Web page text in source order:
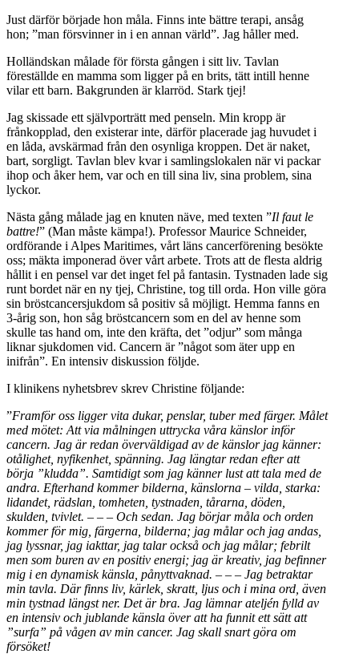
Just därför började hon måla. Finns inte bättre terapi, ansåg
hon; ”man försvinner in i en annan värld”. Jag håller med.
Holländskan målade för första gången i sitt liv. Tavlan
föreställde en mamma som ligger på en brits, tätt intill henne
vilar ett barn. Bakgrunden är klarröd. Stark tjej!
Jag skissade ett självporträtt med penseln. Min kropp är
frånkopplad, den existerar inte, därför placerade jag huvudet i
en låda, avskärmad från den osynliga kroppen. Det är naket,
bart, sorgligt. Tavlan blev kvar i samlingslokalen när vi packar
ihop och åker hem, var och en till sina liv, sina problem, sina
lyckor.
Nästa gång målade jag en knuten näve, med texten ”Il faut le
battre!” (Man måste kämpa!). Professor Maurice Schneider,
ordförande i Alpes Maritimes, vårt läns cancerförening besökte
oss; mäkta imponerad över vårt arbete. Trots att de flesta aldrig
hållit i en pensel var det inget fel på fantasin. Tystnaden lade sig
runt bordet när en ny tjej, Christine, tog till orda. Hon ville göra
sin bröstcancersjukdom så positiv så möjligt. Hemma fanns en
3-årig son, hon såg bröstcancern som en del av henne som
skulle tas hand om, inte den kräfta, det ”odjur” som många
liknar sjukdomen vid. Cancern är ”något som äter upp en
inifrån”. En intensiv diskussion följde.
I klinikens nyhetsbrev skrev Christine följande:
”Framför oss ligger vita dukar, penslar, tuber med färger. Målet
med mötet: Att via målningen uttrycka våra känslor inför
cancern. Jag är redan överväldigad av de känslor jag känner:
otålighet, nyfikenhet, spänning. Jag längtar redan efter att
börja ”kludda”. Samtidigt som jag känner lust att tala med de
andra. Efterhand kommer bilderna, känslorna – vilda, starka:
lidandet, rädslan, tomheten, tystnaden, tårarna, döden,
skulden, tvivlet. – – – Och sedan. Jag börjar måla och orden
kommer för mig, färgerna, bilderna; jag målar och jag andas,
jag lyssnar, jag iakttar, jag talar också och jag målar; febrilt
men som buren av en positiv energi; jag är kreativ, jag befinner
mig i en dynamisk känsla, pånyttvaknad. – – – Jag betraktar
min tavla. Där finns liv, kärlek, skratt, ljus och i mina ord, även
min tystnad längst ner. Det är bra. Jag lämnar ateljén fylld av
en intensiv och jublande känsla över att ha funnit ett sätt att
”surfa” på vågen av min cancer. Jag skall snart göra om
försöket!